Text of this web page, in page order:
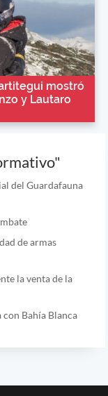
mostró
y Lautaro
del Guardafauna
de armas
la venta de la
Bahía Blanca